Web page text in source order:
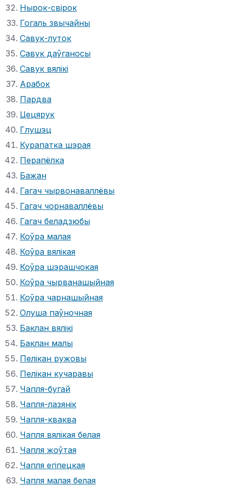
Нырок-свірок
Гогаль звычайны
Савук-луток
Савук даўганосы
Савук вялікі
Арабок
Пардва
Цецярук
Глушэц
Курапатка шэрая
Перапёлка
Бажан
Гагач чырвонаваллёвы
Гагач чорнаваллёвы
Гагач беладзюбы
Коўра малая
Коўра вялікая
Коўра шэрашчокая
Коўра чырванашыйная
Коўра чарнашыйная
Олуша паўночная
Баклан вялікі
Баклан малы
Пелікан ружовы
Пелікан кучаравы
Чапля-бугай
Чапля-лазянік
Чапля-кваква
Чапля вялікая белая
Чапля жоўтая
Чапля егіпецкая
Чапля малая белая